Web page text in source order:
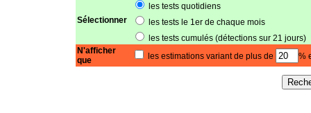
Sélectionner
les tests quotidiens
les tests le 1er de chaque mois
les tests cumulés (détections sur 21 jours)
N'afficher
que
les estimations variant de plus de %